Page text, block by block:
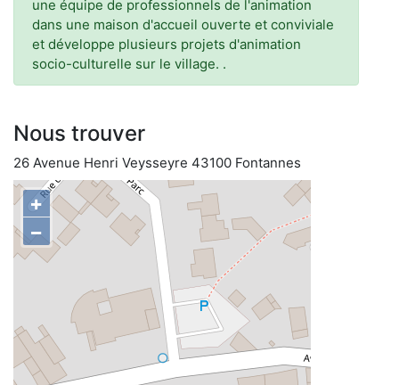
une équipe de professionnels de l'animation
dans une maison d'accueil ouverte et conviviale
et développe plusieurs projets d'animation
socio-culturelle sur le village. .
Nous trouver
26 Avenue Henri Veysseyre 43100 Fontannes
+
−